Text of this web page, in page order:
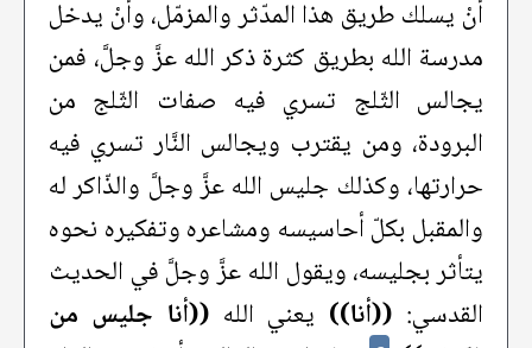
أنْ يسلك طريق هذا المدّثر والمزمّل، وأنْ يدخل
مدرسة الله بطريق كثرة ذكر الله عزَّ وجلَّ، فمن
يجالس الثّلج تسري فيه صفات الثّلج من
البرودة، ومن يقترب ويجالس النَّار تسري فيه
حرارتها، وكذلك جليس الله عزَّ وجلَّ والذّاكر له
والمقبل بكلّ أحاسيسه ومشاعره وتفكيره نحوه
يتأثر بجليسه، ويقول الله عزَّ وجلَّ في الحديث
القدسي: ((أنا)) يعني الله ((أنا جليس من